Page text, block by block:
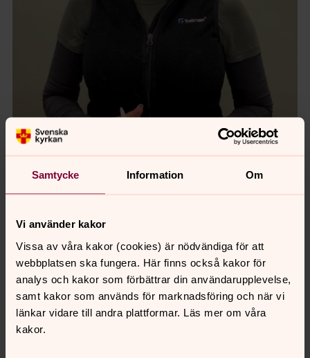
Samtycke Information Om
Vi använder kakor
Vissa av våra kakor (cookies) är nödvändiga för att
webbplatsen ska fungera. Här finns också kakor för
analys och kakor som förbättrar din användarupplevelse,
samt kakor som används för marknadsföring och när vi
länkar vidare till andra plattformar. Läs mer om våra
kakor.
Zarah Molander, företagare
- Jag tänker positivt, på någon som hjälper till
på olika sätt. Exempelvis när vårt hus brann ned,
då hörde kyrkan av sig och frågade om vi
behövde hjälp med tillfälligt boende. Det
betydde mycket.